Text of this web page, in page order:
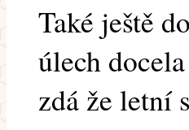
Také ještě
úlech
zdá že letní